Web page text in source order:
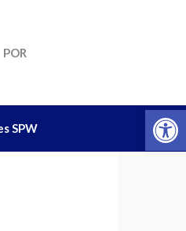
POR
SPW